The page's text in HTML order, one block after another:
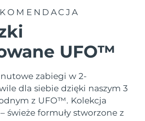
UFO™
zabiegi w 2-
dla siebie dzięki naszym 3
z UFO™. Kolekcja
świeże formuły stworzone z